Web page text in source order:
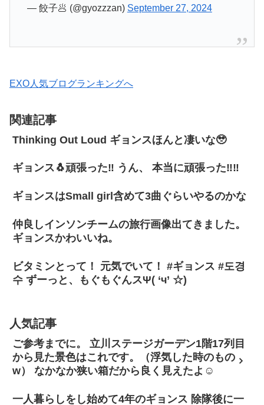
— 餃子🥟 (@gyozzzan) September 27, 2024
EXO人気ブログランキングへ
関連記事
Thinking Out Loud ギョンスほんと凄いな🥹
ギョンス🐧頑張った‼️ うん、 本当に頑張った‼️‼️
ギョンスはSmall girl含めて3曲ぐらいやるのかな
仲良しインソンチームの旅行画像出てきました。
ギョンスかわいいね。
ビタミンとって！ 元気でいて！ #ギョンス #도경
수 ずーっと、もぐもぐんスΨ( ‘ч’ ☆)
人気記事
ご参考までに。 立川ステージガーデン1階17列目
から見た景色はこれです。（浮気した時のもの
w） なかなか狭い箱だから良く見えたよ☺
一人暮らしをし始めて4年のギョンス 除隊後に一